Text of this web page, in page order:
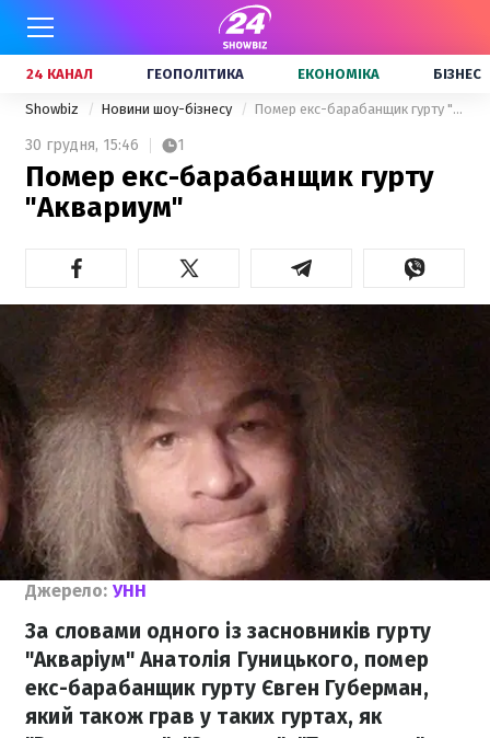
24 КАНАЛ ГЕОПОЛІТИКА ЕКОНОМІКА БІЗНЕС
Showbiz Новини шоу-бізнесу Помер екс-барабанщик гурту "Аквариум"
30 грудня, 15:46 1
Помер екс-барабанщик гурту
"Аквариум"
Джерело: УНН
За словами одного із засновників гурту
"Акваріум" Анатолія Гуницького, помер
екс-барабанщик гурту Євген Губерман,
який також грав у таких гуртах, як